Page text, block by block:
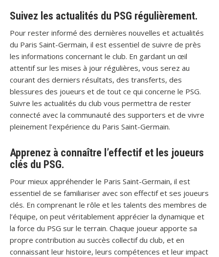
Suivez les actualités du PSG régulièrement.
Pour rester informé des dernières nouvelles et actualités
du Paris Saint-Germain, il est essentiel de suivre de près
les informations concernant le club. En gardant un œil
attentif sur les mises à jour régulières, vous serez au
courant des derniers résultats, des transferts, des
blessures des joueurs et de tout ce qui concerne le PSG.
Suivre les actualités du club vous permettra de rester
connecté avec la communauté des supporters et de vivre
pleinement l’expérience du Paris Saint-Germain.
Apprenez à connaître l’effectif et les joueurs
clés du PSG.
Pour mieux appréhender le Paris Saint-Germain, il est
essentiel de se familiariser avec son effectif et ses joueurs
clés. En comprenant le rôle et les talents des membres de
l’équipe, on peut véritablement apprécier la dynamique et
la force du PSG sur le terrain. Chaque joueur apporte sa
propre contribution au succès collectif du club, et en
connaissant leur histoire, leurs compétences et leur impact